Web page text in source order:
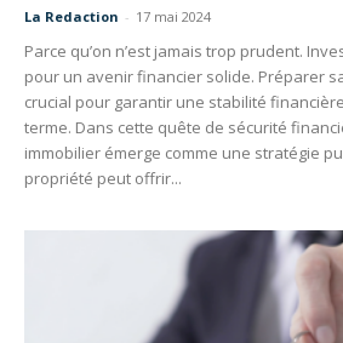
La Redaction - 17 mai 2024
Parce qu’on n’est jamais trop prudent.
pour un avenir financier solide. Préparer
crucial pour garantir une stabilité
terme. Dans cette quête de sécurité
immobilier émerge comme une stratégie
propriété peut offrir...